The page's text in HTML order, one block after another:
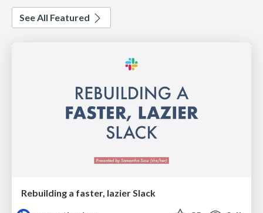
See All Featured
Rebuilding a faster, lazier Slack